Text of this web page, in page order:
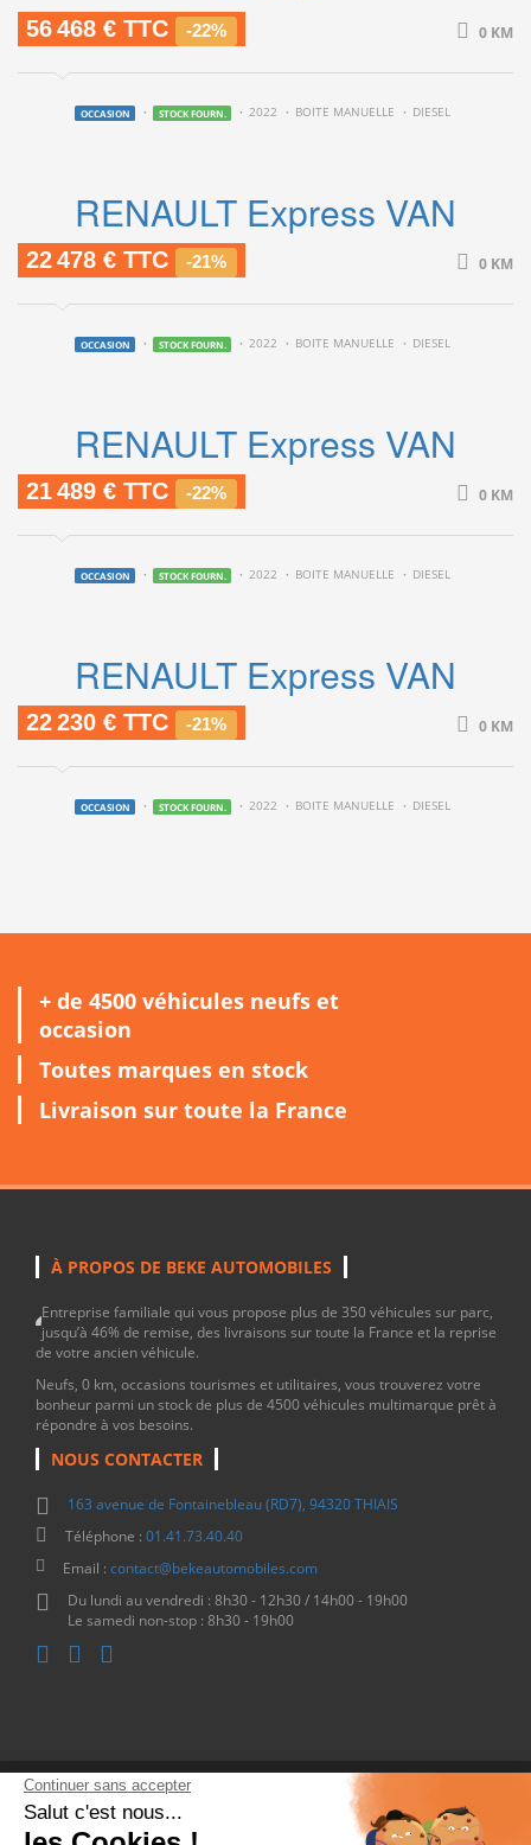
56 468 € TTC -22% 0 KM
OCCASION STOCK FOURN. 2022 BOITE MANUELLE DIESEL
RENAULT Express VAN
22 478 € TTC -21% 0 KM
OCCASION STOCK FOURN. 2022 BOITE MANUELLE DIESEL
RENAULT Express VAN
21 489 € TTC -22% 0 KM
OCCASION STOCK FOURN. 2022 BOITE MANUELLE DIESEL
RENAULT Express VAN
22 230 € TTC -21% 0 KM
OCCASION STOCK FOURN. 2022 BOITE MANUELLE DIESEL
+ de 4500 véhicules neufs et
occasion
Toutes marques en stock
Livraison sur toute la France
À PROPOS DE BEKE AUTOMOBILES
Entreprise familiale qui vous propose plus de 350 véhicules sur parc,
jusqu’à 46% de remise, des livraisons sur toute la France et la reprise
de votre ancien véhicule.
Neufs, 0 km, occasions tourismes et utilitaires, vous trouverez votre
bonheur parmi un stock de plus de 4500 véhicules multimarque prêt à
répondre à vos besoins.
NOUS CONTACTER
163 avenue de Fontainebleau (RD7), 94320 THIAIS
Téléphone : 01.41.73.40.40
Email : contact@bekeautomobiles.com
Du lundi au vendredi : 8h30 - 12h30 / 14h00 - 19h00
Le samedi non-stop : 8h30 - 19h00
Copyright © 2026 - Beke Automobiles